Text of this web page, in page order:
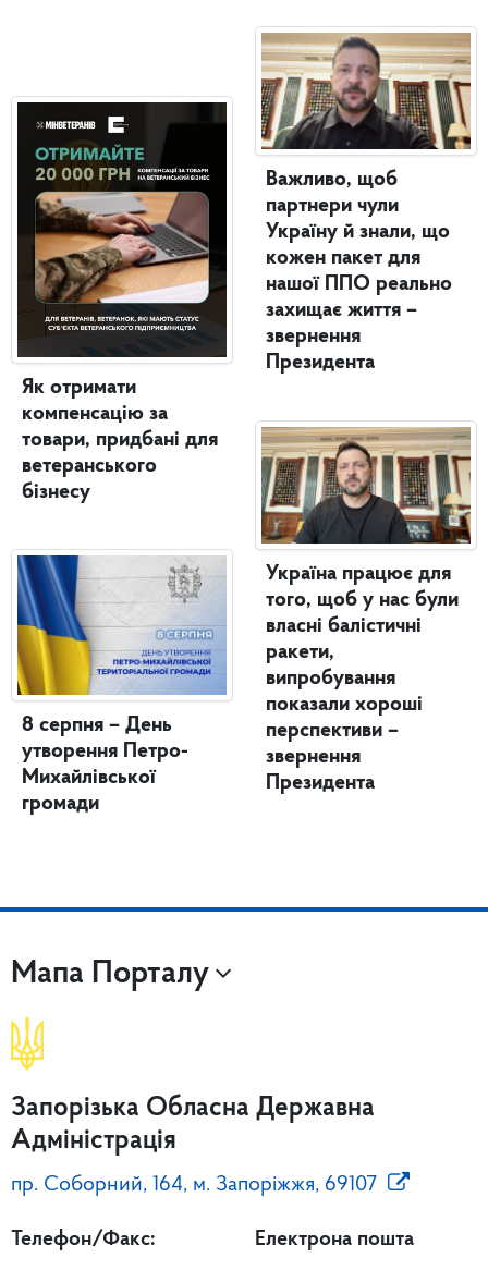
Як отримати
компенсацію за
товари, придбані для
ветеранського
бізнесу
8 серпня – День
утворення Петро-
Михайлівської
громади
Важливо, щоб
партнери чули
Україну й знали, що
кожен пакет для
нашої ППО реально
захищає життя –
звернення
Президента
Україна працює для
того, щоб у нас були
власні балістичні
ракети,
випробування
показали хороші
перспективи –
звернення
Президента
Мапа Порталу
Запорізька Обласна Державна
Адміністрація
пр. Соборний, 164, м. Запоріжжя, 69107
Телефон/Факс:
Електрона пошта